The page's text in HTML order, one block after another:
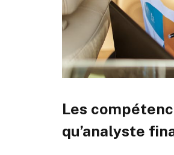
Les
qu’analyste